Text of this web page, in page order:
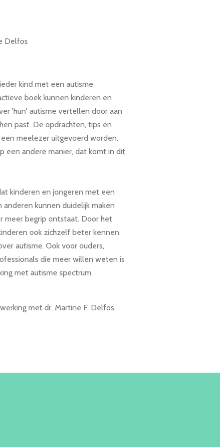
Delfos
kind met een autisme
boek kunnen kinderen en
'hun' autisme vertellen door aan
past. De opdrachten, tips en
meelezer uitgevoerd worden.
een andere manier, dat komt in dit
kinderen en jongeren met een
kunnen duidelijk maken
meer begrip ontstaat. Door het
ook zichzelf beter kennen
autisme. Ook voor ouders,
die meer willen weten is
met autisme spectrum
met dr. Martine F. Delfos.